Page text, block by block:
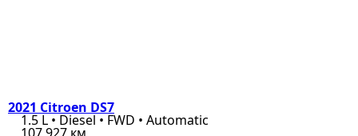
2021 Citroen DS7
1.5 L • Diesel • FWD • Automatic